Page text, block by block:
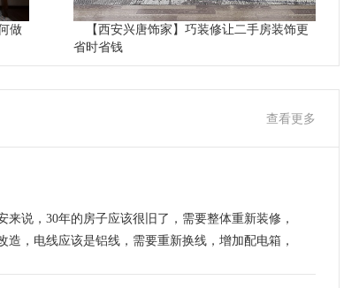
做
【西安兴唐饰家】巧装修让二手房装饰更
省时省钱
查看更多
来说，30年的房子应该很旧了，需要整体重新装修，
造，电线应该是铝线，需要重新换线，增加配电箱，